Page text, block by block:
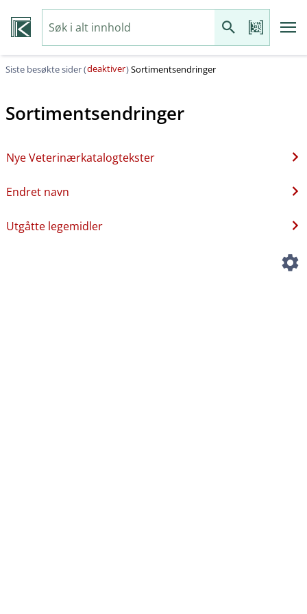
Siste besøkte sider (deaktiver)Sortimentsendringer
Sortimentsendringer
Nye Veterinærkatalogtekster
Endret navn
Utgåtte legemidler